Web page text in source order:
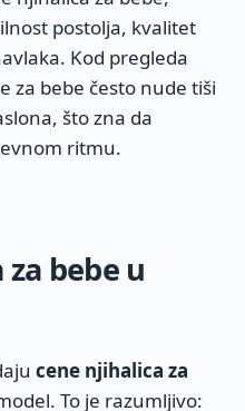
postolja, kvalitet
Kod pregleda
za bebe često nude tiši
što zna da
ritmu.
bebe u
cene njihalica za
To je razumljivo: